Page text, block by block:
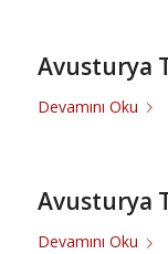
Avusturya
Devamını Oku
Avusturya
Devamını Oku